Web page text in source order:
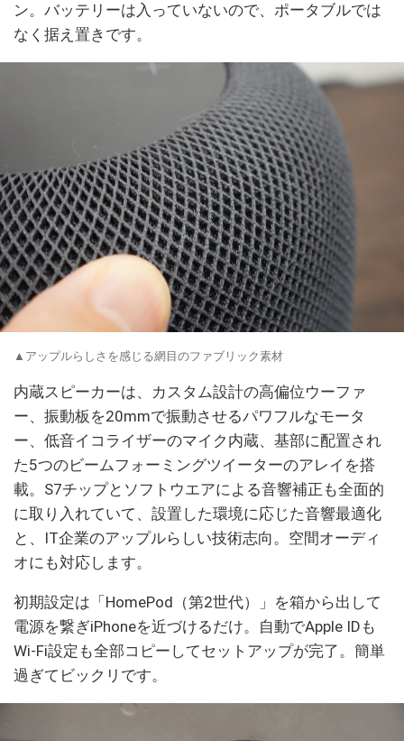
ン。バッテリーは入っていないので、ポータブルでは
なく据え置きです。
▲アップルらしさを感じる網目のファブリック素材
内蔵スピーカーは、カスタム設計の高偏位ウーファ
ー、振動板を20mmで振動させるパワフルなモータ
ー、低音イコライザーのマイク内蔵、基部に配置され
た5つのビームフォーミングツイーターのアレイを搭
載。S7チップとソフトウエアによる音響補正も全面的
に取り入れていて、設置した環境に応じた音響最適化
と、IT企業のアップルらしい技術志向。空間オーディ
オにも対応します。
初期設定は「HomePod（第2世代）」を箱から出して
電源を繋ぎiPhoneを近づけるだけ。自動でApple IDも
Wi-Fi設定も全部コピーしてセットアップが完了。簡単
過ぎてビックリです。